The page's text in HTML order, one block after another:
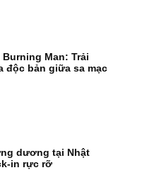
Man: Trải
độc bản giữa sa mạc
dương tại Nhật
in rực rỡ